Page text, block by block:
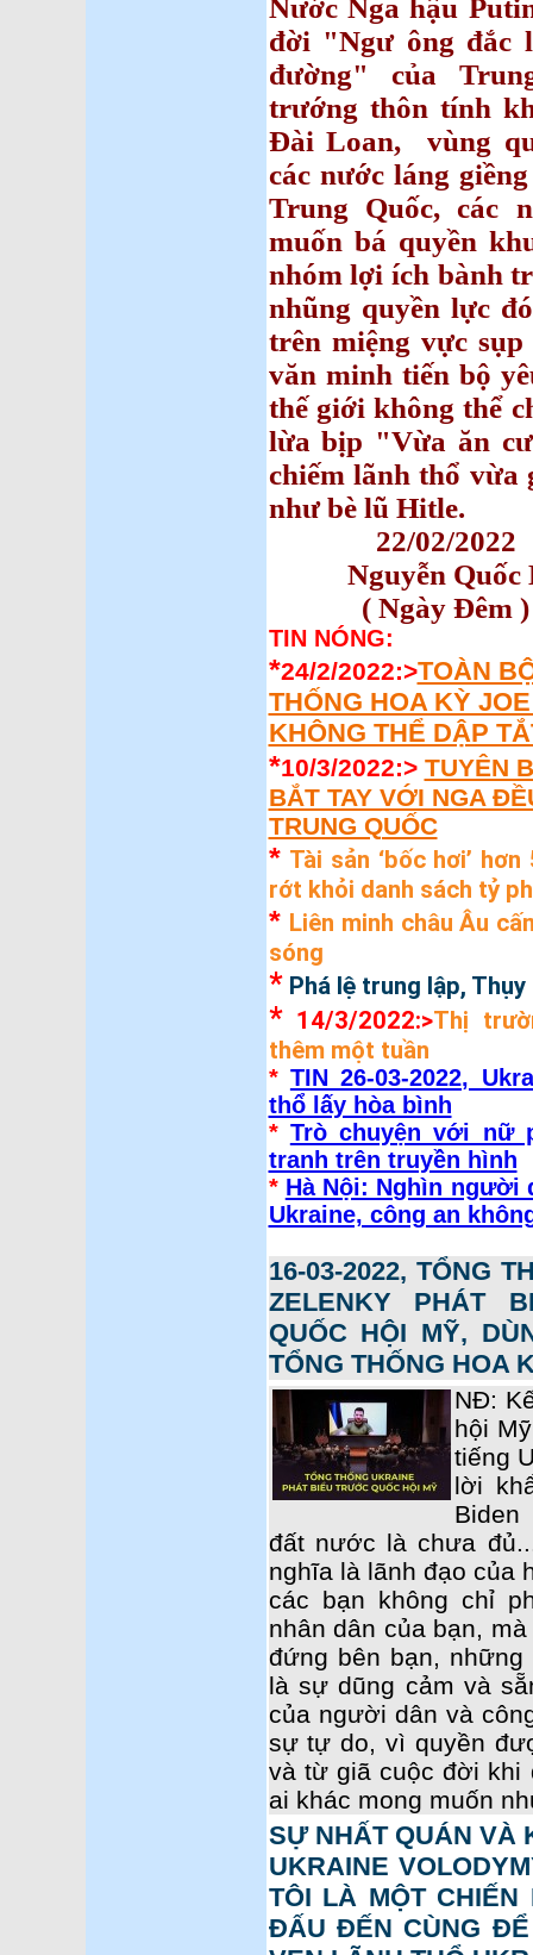
Nước Nga hậu
đời "Ngư ông đắc
đường" của
trướng thôn tính
Đài Loan, vùng
các nước láng
Trung Quốc, các
muốn bá quyền
nhóm lợi ích bành
nhũng quyền lực
trên miệng vực
văn minh tiến bộ
thế giới không thể
lừa bịp "Vừa ăn
chiếm lãnh thổ
như bè lũ Hitle.
22/02/
Nguyễn Quốc
( Ngày Đêm )
TIN NÓNG:
*24/2/2022:>TOÀN
THỐNG HOA KỲ
KHÔNG THỂ DẬP
*10/3/2022:> TUYÊN
BẮT TAY VỚI NGA
TRUNG QUỐC
* Tài sản ‘bốc hơi’
rớt khỏi danh sách tỷ
* Liên minh châu Âu
sóng
* Phá lệ trung lập,
* 14/3/2022:>Thị
thêm một tuần
* TIN 26-03-2022,
thổ lấy hòa bình
* Trò chuyện với nữ
tranh trên truyền hình
* Hà Nội: Nghìn người
Ukraine, công an
16-03-2022, TỔNG
ZELENKY PHÁT
QUỐC HỘI MỸ,
TỔNG THỐNG HOA
NĐ:
hội
tiếng
lời
Biden
đất nước là chưa
nghĩa là lãnh đạo của
các bạn không chỉ
nhân dân của bạn,
đứng bên bạn,
là sự dũng cảm và
của người dân và
sự tự do, vì quyền
và từ giã cuộc đời khi
ai khác mong muốn
SỰ NHẤT QUÁN VÀ
UKRAINE
TÔI LÀ MỘT CHIẾN
ĐẤU ĐẾN CÙNG